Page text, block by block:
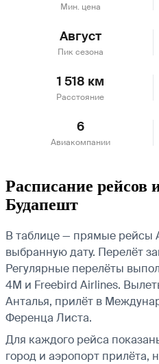
Мин. цена
Август
Пик сезона
1 518 км
Расстояние
6
Авиакомпании
Расписание рейсов
Будапешт
В таблице — прямые рейсы
выбранную дату. Перелёт
Регулярные перелёты
4M и Freebird Airlines.
Анталья, прилёт в
Ференца Листа.
Для каждого рейса
город и аэропорт прилёта,